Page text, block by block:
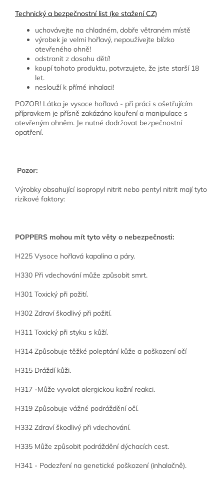
Technický a bezpečnostní list (ke stažení CZ)
uchovávejte na chladném, dobře větraném místě
výrobek je velmi hořlavý, nepoužívejte blízko
otevřeného ohně!
odstranit z dosahu dětí!
koupí tohoto produktu, potvrzujete, že jste starší 18
let.
neslouží k přímé inhalaci!
POZOR! Látka je vysoce hořlavá - při práci s ošetřujícím
přípravkem je přísně zakázáno kouření a manipulace s
otevřeným ohněm. Je nutné dodržovat bezpečnostní
opatření.
Pozor:
Výrobky obsahující isopropyl nitrit nebo pentyl nitrit mají tyto
rizikové faktory:
POPPERS mohou mít tyto věty o nebezpečnosti:
H225 Vysoce hořlavá kapalina a páry.
H330 Při vdechování může způsobit smrt.
H301 Toxický při požití.
H302 Zdraví škodlivý při požití.
H311 Toxický při styku s kůží.
H314 Způsobuje těžké poleptání kůže a poškození očí
H315 Dráždí kůži.
H317 -Může vyvolat alergickou kožní reakci.
H319 Způsobuje vážné podráždění očí.
H332 Zdraví škodlivý při vdechování.
H335 Může způsobit podráždění dýchacích cest.
H341 - Podezření na genetické poškození (inhalačně).